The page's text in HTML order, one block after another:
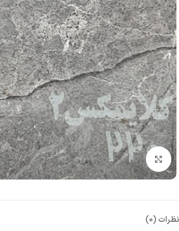
بزرگنمایی تصویر
نظرات (0)